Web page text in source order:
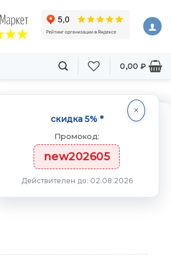
0,00 ₽
скидка 5% *
Промокод:
new202605
Действителен до: 02.08.2026